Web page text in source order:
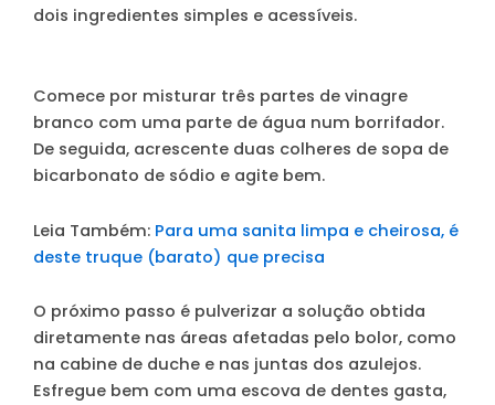
dois ingredientes simples e acessíveis.
Comece por misturar três partes de vinagre
branco com uma parte de água num borrifador.
De seguida, acrescente duas colheres de sopa de
bicarbonato de sódio e agite bem.
Leia Também: Para uma sanita limpa e cheirosa, é
deste truque (barato) que precisa
O próximo passo é pulverizar a solução obtida
diretamente nas áreas afetadas pelo bolor, como
na cabine de duche e nas juntas dos azulejos.
Esfregue bem com uma escova de dentes gasta,